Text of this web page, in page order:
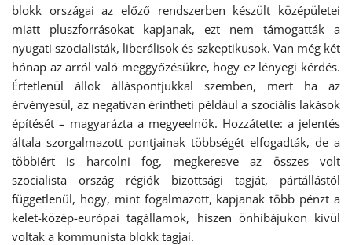
blokk országai az előző rendszerben készült középületei
miatt pluszforrásokat kapjanak, ezt nem támogatták a
nyugati szocialisták, liberálisok és szkeptikusok. Van még két
hónap az arról való meggyőzésükre, hogy ez lényegi kérdés.
Értetlenül állok álláspontjukkal szemben, mert ha az
érvényesül, az negatívan érintheti például a szociális lakások
építését – magyarázta a megyeelnök. Hozzátette: a jelentés
általa szorgalmazott pontjainak többségét elfogadták, de a
többiért is harcolni fog, megkeresve az összes volt
szocialista ország régiók bizottsági tagját, pártállástól
függetlenül, hogy, mint fogalmazott, kapjanak több pénzt a
kelet-közép-európai tagállamok, hiszen önhibájukon kívül
voltak a kommunista blokk tagjai.